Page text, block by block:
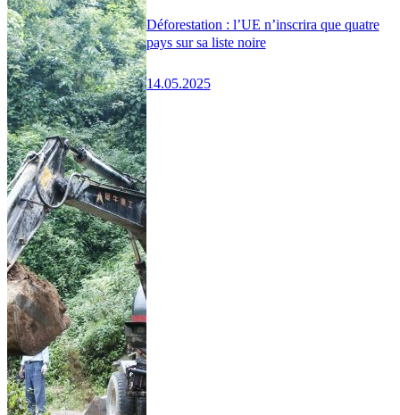
Déforestation : l’UE n’inscrira que quatre
pays sur sa liste noire
14.05.2025